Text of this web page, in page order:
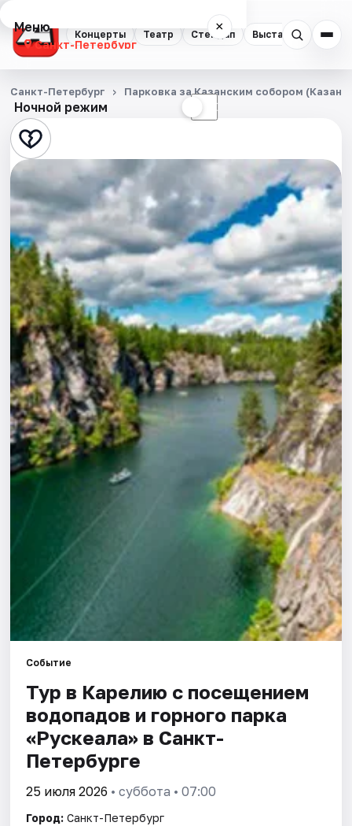
Концерты Театр Стендап Выставки
Меню ×
Санкт-Петербург
Концерты
Театр
Стендап
Выставки
Квесты
Экскурсии
Спорт
События
Города
Площадки
Артисты
Ночной режим ☾
Санкт-Петербург Парковка за Казанским собором
Событие
Тур в Карелию с посещением
водопадов и горного парка
«Рускеала» в Санкт-
Петербурге
25 июля 2026 • суббота • 07:00
Город: Санкт-Петербург